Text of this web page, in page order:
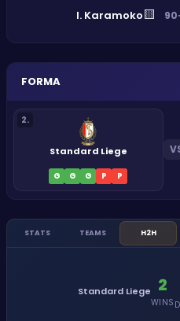
I. Karamoko🟨
FORMA
2.
Standard Liege
G G G P P
STATS TEAMS H2H
Standard Liege 2
WINS